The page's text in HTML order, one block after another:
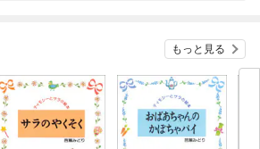
もっと見る